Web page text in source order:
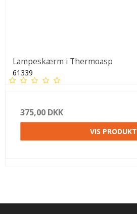
Lampeskærm i Thermoasp
61339
375,00 DKK
VIS PRODUKT